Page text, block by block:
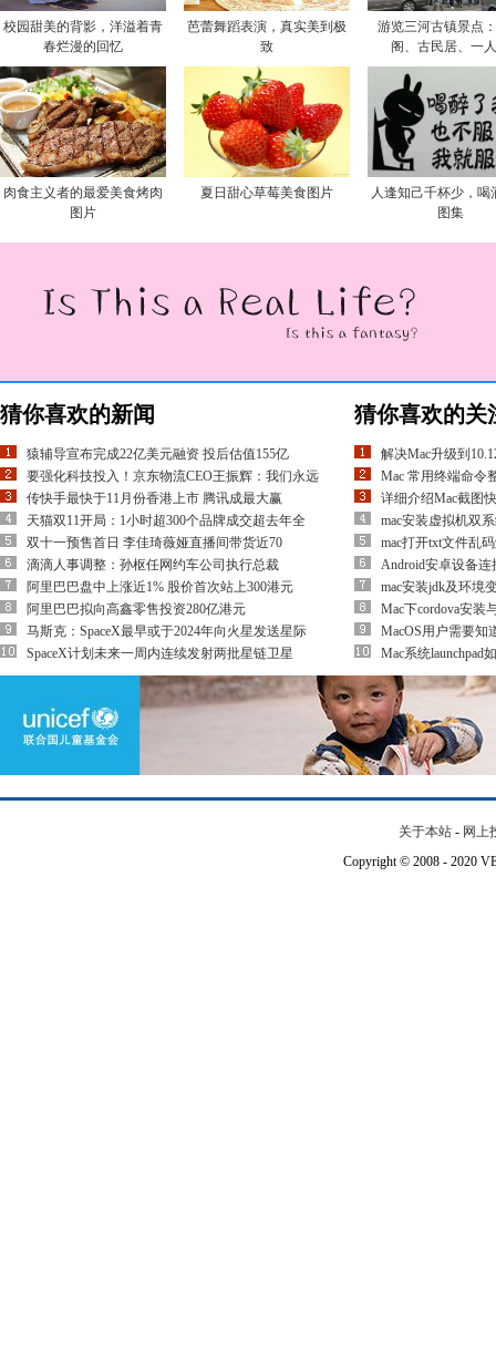
校园甜美的背影，洋溢着青
春烂漫的回忆
芭蕾舞蹈表演，真实美到极
致
游览三河古镇景点
阁、古民居、一
肉食主义者的最爱美食烤肉
图片
夏日甜心草莓美食图片
人逢知己千杯少，喝
图集
猜你喜欢的新闻
猿辅导宣布完成22亿美元融资 投后估值155亿
要强化科技投入！京东物流CEO王振辉：我们永远
传快手最快于11月份香港上市 腾讯成最大赢
天猫双11开局：1小时超300个品牌成交超去年全
双十一预售首日 李佳琦薇娅直播间带货近70
滴滴人事调整：孙枢任网约车公司执行总裁
阿里巴巴盘中上涨近1% 股价首次站上300港元
阿里巴巴拟向高鑫零售投资280亿港元
马斯克：SpaceX最早或于2024年向火星发送星际
SpaceX计划未来一周内连续发射两批星链卫星
猜你喜欢的关
解决Mac升级到
Mac 常用终端命令
详细介绍Mac截图
mac安装虚拟机双
mac打开txt文件乱
Android安卓设备连
mac安装jdk及环境
Mac下cordova安装
MacOS用户需要知
Mac系统launchpad
关于本站 - 网上
Copyright © 2008 - 2020